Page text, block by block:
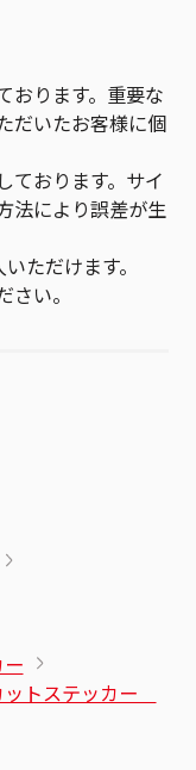
おります。重要な
だいたお客様に個
ております。サイ
法により誤差が生
ただけます。
さい。
ットステッカー